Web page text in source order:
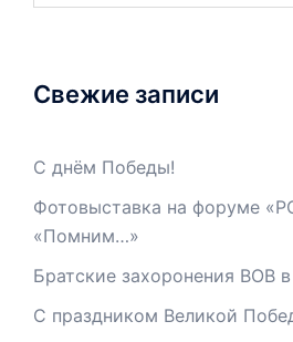
Свежие записи
С днём Победы!
Фотовыставка на форуме
«Помним…»
Братские захоронения ВОВ
С праздником Великой